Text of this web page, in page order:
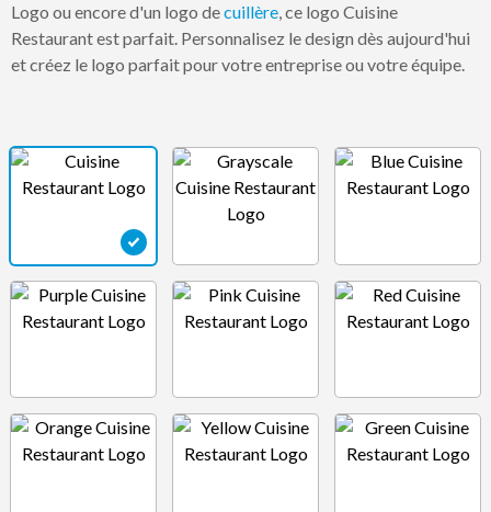
Logo ou encore d'un logo decuillère, ce logo Cuisine
Restaurant est parfait. Personnalisez le design dès aujourd'hui
et créez le logo parfait pour votre entreprise ou votre équipe.